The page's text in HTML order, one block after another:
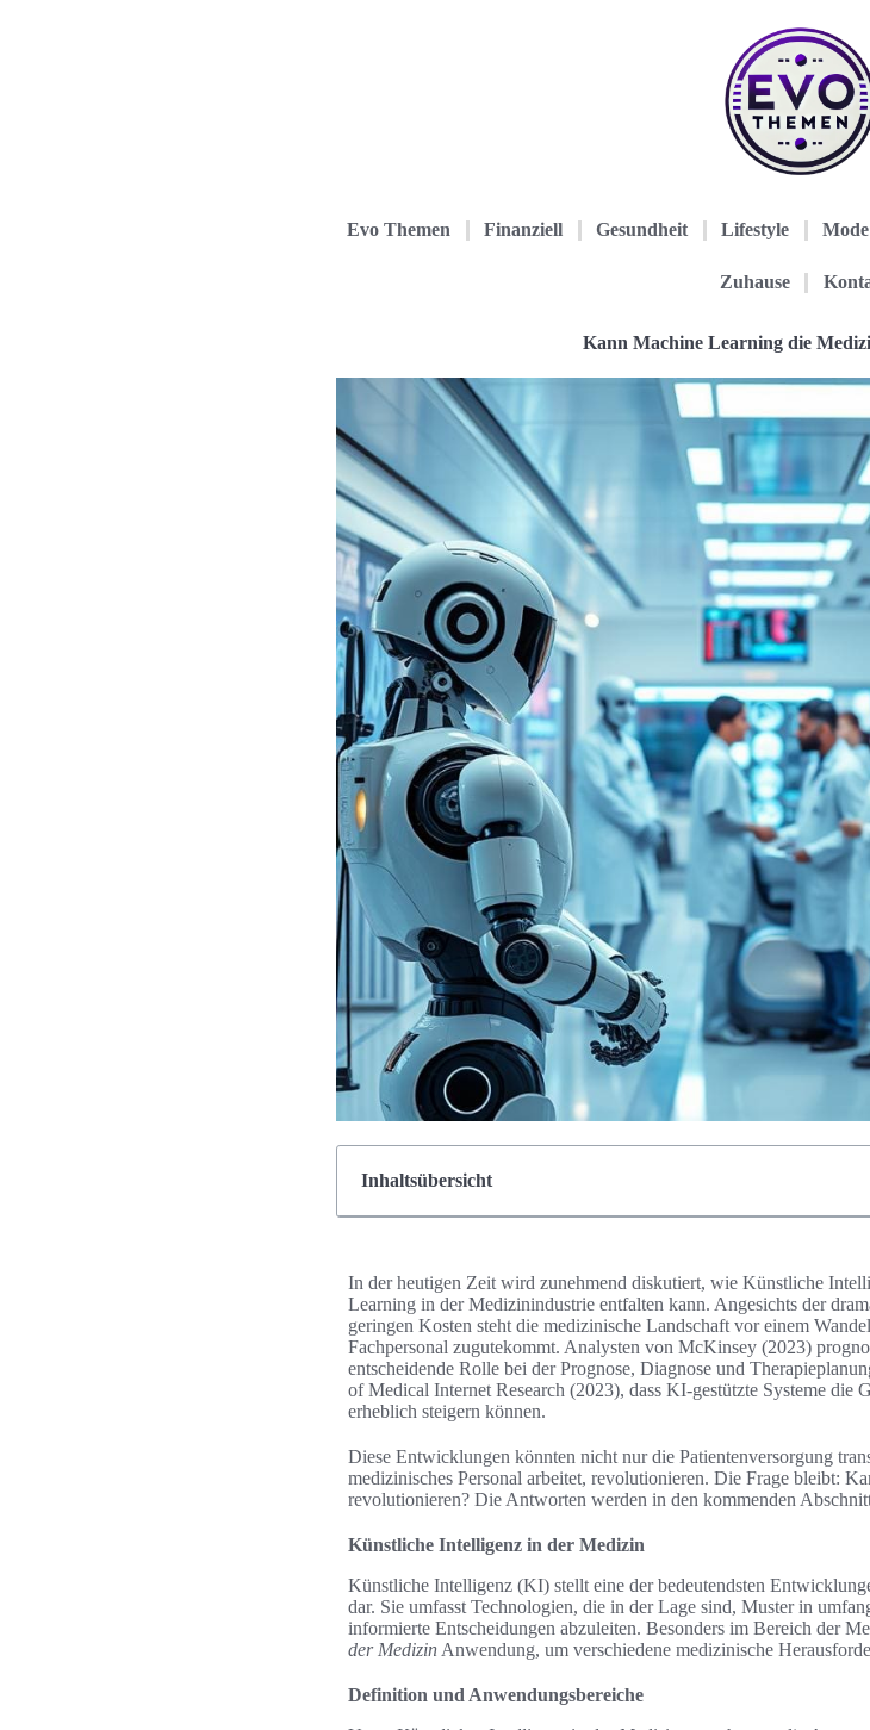
Evo Themen Finanziell Gesundheit Lifestyle Mode
Zuhause
Kann Machine Learning die
Inhaltsübersicht
In der heutigen Zeit wird zunehmend diskutiert, wie Künstliche
Learning in der Medizinindustrie entfalten kann. Angesichts der
geringen Kosten steht die medizinische Landschaft vor einem
Fachpersonal zugutekommt. Analysten von McKinsey (2023)
entscheidende Rolle bei der Prognose, Diagnose und
of Medical Internet Research (2023), dass KI-gestützte Systeme
erheblich steigern können.
Diese Entwicklungen könnten nicht nur die Patientenversorgung
medizinisches Personal arbeitet, revolutionieren. Die Frage bleibt:
revolutionieren? Die Antworten werden in den kommenden
Künstliche Intelligenz in der Medizin
Künstliche Intelligenz (KI) stellt eine der bedeutendsten
dar. Sie umfasst Technologien, die in der Lage sind, Muster in
informierte Entscheidungen abzuleiten. Besonders im Bereich der
der Medizin Anwendung, um verschiedene medizinische
Definition und Anwendungsbereiche